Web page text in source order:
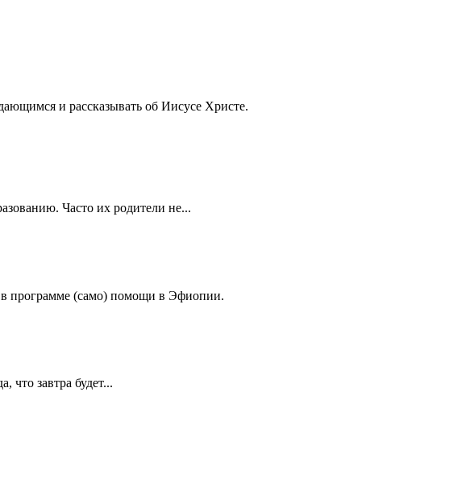
и рассказывать об Иисусе Христе.
Часто их родители не...
(само) помощи в Эфиопии.
что завтра будет...